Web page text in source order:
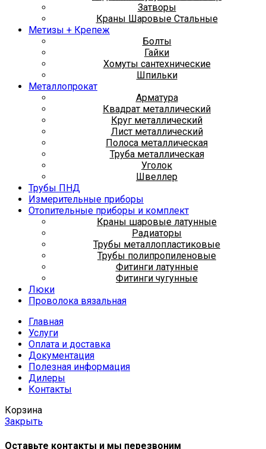
Затворы
Краны Шаровые Стальные
Метизы + Крепеж
Болты
Гайки
Хомуты сантехнические
Шпильки
Металлопрокат
Арматура
Квадрат металлический
Круг металлический
Лист металлический
Полоса металлическая
Труба металлическая
Уголок
Швеллер
Трубы ПНД
Измерительные приборы
Отопительные приборы и комплект
Краны шаровые латунные
Радиаторы
Трубы металлопластиковые
Трубы полипропиленовые
Фитинги латунные
Фитинги чугунные
Люки
Проволока вязальная
Главная
Услуги
Оплата и доставка
Документация
Полезная информация
Дилеры
Контакты
Корзина
Закрыть
Оставьте контакты и мы перезвоним